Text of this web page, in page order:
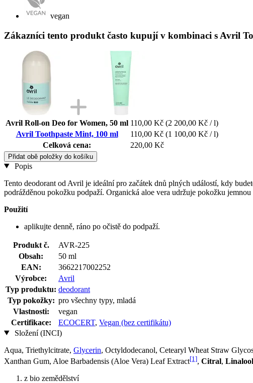
vegan
Zákazníci tento produkt často kupují v kombinaci s Avril
Avril Roll-on Deo for Women, 50 ml 110,00 Kč (2 200,00 Kč / l)
Avril Toothpaste Mint, 100 ml
110,00 Kč (1 100,00 Kč / l)
Celková cena:
220,00 Kč
Přidat obě položky do košíku
Popis
Tento deodorant od Avril je ideální pro začátek dnů plných událostí, kdy
podrážděnou pokožku podpaží. Organická aloe vera udržuje pokožku
Použití
aplikujte denně, ráno po očistě do podpaží.
Produkt č.
AVR-225
Obsah:
50 ml
EAN:
3662217002252
Výrobce:
Avril
Typ produktu: deodorant
Typ pokožky: pro všechny typy, mladá
Vlastnosti:
vegan
Certifikace:
ECOCERT, Vegan (bez certifikátu)
Složení (INCI)
Aqua, Triethylcitrate, Glycerin, Octyldodecanol, Cetearyl Wheat Straw
Xanthan Gum, Aloe Barbadensis (Aloe Vera) Leaf Extract[1], Citral, Linalool
z bio zemědělství